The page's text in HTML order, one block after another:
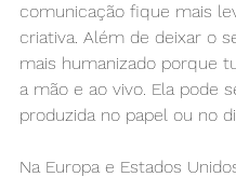
comunicação fique mais
criativa. Além de deixar o
mais humanizado porque
a mão e ao vivo. Ela pode
produzida no papel ou no
Na Europa e Estados